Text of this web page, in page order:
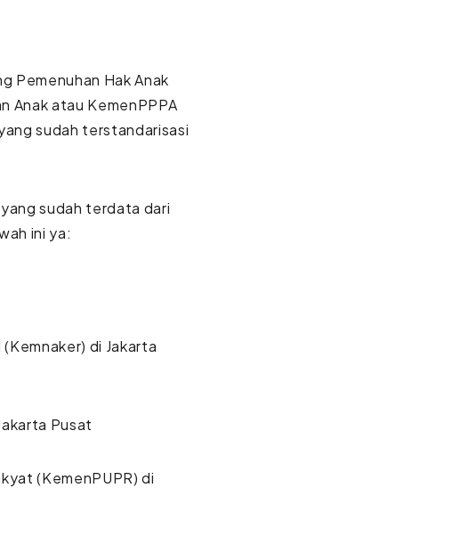
Pemenuhan Hak Anak
Anak atau KemenPPPA
sudah terstandarisasi
yang sudah terdata dari
ini ya:
di Jakarta
Pusat
(KemenPUPR) di